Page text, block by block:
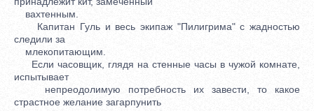
вахтенным.
Капитан Гуль и весь экипаж "Пилигрима" с жадностью
следили за
млекопитающим.
Если часовщик, глядя на стенные часы в чужой комнате,
испытывает
непреодолимую потребность их завести, то какое
страстное желание загарпунить